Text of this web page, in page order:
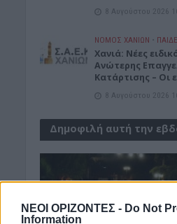
ΝΕΟΙ ΟΡΙΖΟΝΤΕΣ - Do Not
Information
8 Αυγούστου 2026
ΝΟΜΌΣ ΧΑΝΊΩΝ •
Χανιά: Νέες
Ανώτερης
Κατάρτισης – Οι
8 Αυγούστου 2026
Δημοφιλή αυτή την